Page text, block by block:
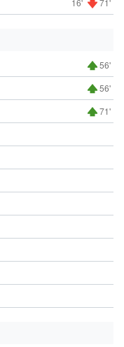
56'
56'
71'